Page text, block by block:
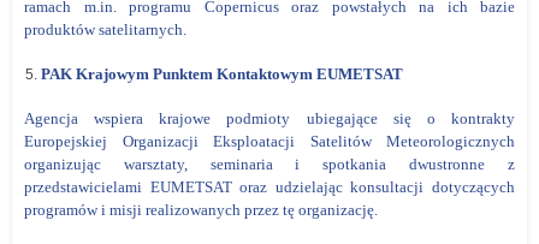
ramach m.in. programu Copernicus oraz powstałych na ich bazie
produktów satelitarnych.
PAK Krajowym Punktem Kontaktowym EUMETSAT
Agencja wspiera krajowe podmioty ubiegające się o kontrakty
Europejskiej Organizacji Eksploatacji Satelitów Meteorologicznych
organizując warsztaty, seminaria i spotkania dwustronne z
przedstawicielami EUMETSAT oraz udzielając konsultacji dotyczących
programów i misji realizowanych przez tę organizację.